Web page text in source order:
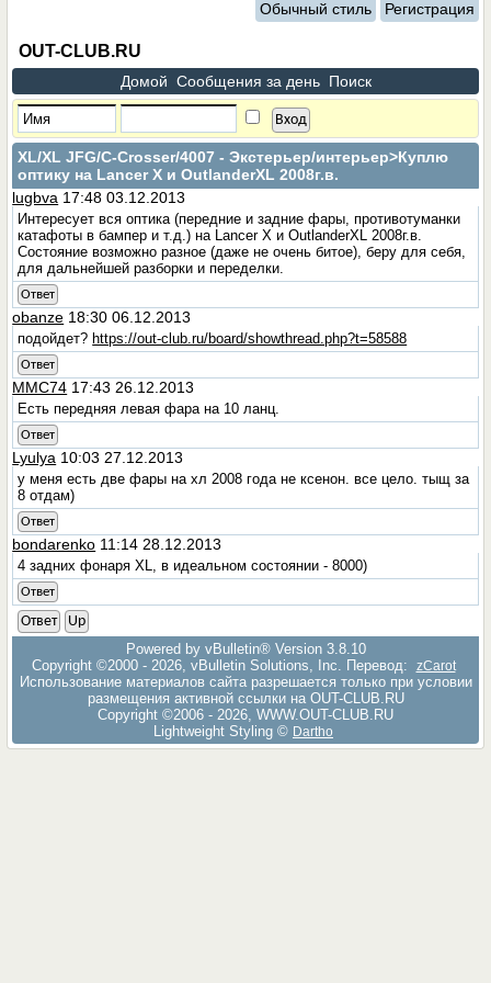
Обычный стиль Регистрация
OUT-CLUB.RU
Домой Сообщения за день Поиск
XL/XL JFG/C-Crosser/4007 - Экстерьер/интерьер>Куплю
оптику на Lancer X и OutlanderXL 2008г.в.
lugbva 17:48 03.12.2013
Интересует вся оптика (передние и задние фары, противотуманки
катафоты в бампер и т.д.) на Lancer X и OutlanderXL 2008г.в.
Состояние возможно разное (даже не очень битое), беру для себя,
для дальнейшей разборки и переделки.
Ответ
obanze 18:30 06.12.2013
подойдет? https://out-club.ru/board/showthread.php?t=58588
Ответ
MMC74 17:43 26.12.2013
Есть передняя левая фара на 10 ланц.
Ответ
Lyulya 10:03 27.12.2013
у меня есть две фары на хл 2008 года не ксенон. все цело. тыщ за
8 отдам)
Ответ
bondarenko 11:14 28.12.2013
4 задних фонаря XL, в идеальном состоянии - 8000)
Ответ
Ответ
Up
Powered by vBulletin® Version 3.8.10
Copyright ©2000 - 2026, vBulletin Solutions, Inc. Перевод:
zCarot
Использование материалов сайта разрешается только при условии
размещения активной ссылки на OUT-CLUB.RU
Copyright ©2006 - 2026, WWW.OUT-CLUB.RU
Lightweight Styling © Dartho